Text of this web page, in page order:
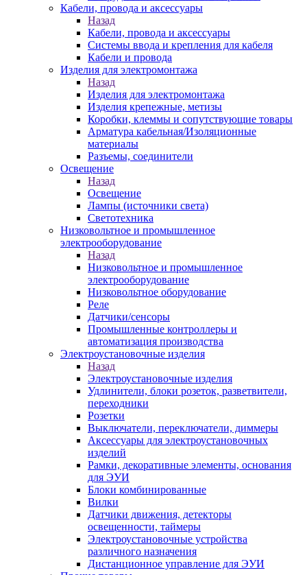
Кабели, провода и аксессуары
Назад
Кабели, провода и аксессуары
Системы ввода и крепления для кабеля
Кабели и провода
Изделия для электромонтажа
Назад
Изделия для электромонтажа
Изделия крепежные, метизы
Коробки, клеммы и сопутствующие товары
Арматура кабельная/Изоляционные
материалы
Разъемы, соединители
Освещение
Назад
Освещение
Лампы (источники света)
Светотехника
Низковольтное и промышленное
электрооборудование
Назад
Низковольтное и промышленное
электрооборудование
Низковольтное оборудование
Реле
Датчики/сенсоры
Промышленные контроллеры и
автоматизация производства
Электроустановочные изделия
Назад
Электроустановочные изделия
Удлинители, блоки розеток, разветвители,
переходники
Розетки
Выключатели, переключатели, диммеры
Аксессуары для электроустановочных
изделий
Рамки, декоративные элементы, основания
для ЭУИ
Блоки комбинированные
Вилки
Датчики движения, детекторы
освещенности, таймеры
Электроустановочные устройства
различного назначения
Дистанционное управление для ЭУИ